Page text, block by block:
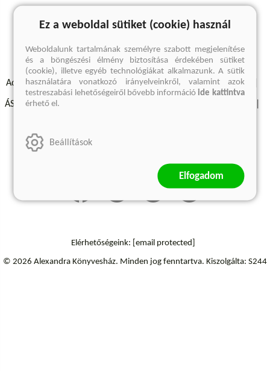
A keresett kifejezésre nincs találat
Adatvédelmi szabályzatok Elállási felmondási nyilatkozat
ÁSZF - Vásárlási feltételek
Szállítási információk
Elérhetőségeink: [email protected]
© 2026 Alexandra Könyvesház. Minden jog fenntartva. Kiszolgálta: S244
Ez a weboldal sütiket (cookie) használ
Weboldalunk tartalmának személyre szabott megjelenítése
és a böngészési élmény biztosítása érdekében sütiket
(cookie), illetve egyéb technológiákat alkalmazunk. A sütik
használatára vonatkozó irányelveinkről, valamint azok
testreszabási lehetőségeiről bővebb információide kattintva
érhető el.
Beállítások
Elfogadom